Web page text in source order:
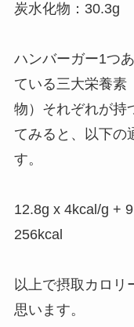
炭水化物：30.3g
ハンバーガー1つ
ている三大栄養素
物）それぞれが持
てみると、以下の
す。
12.8g x 4kcal/g +
256kcal
以上で摂取カロリ
思います。